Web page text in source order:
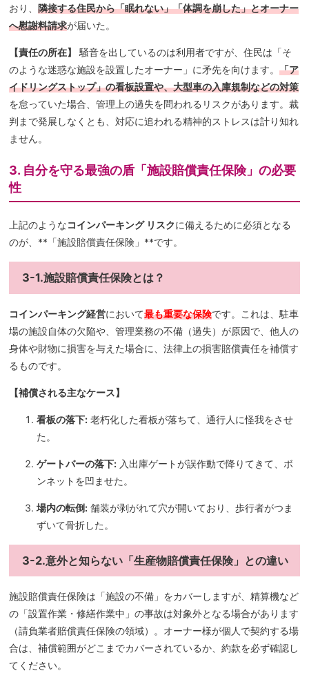
おり、隣接する住民から「眠れない」「体調を崩した」とオーナー
へ慰謝料請求が届いた。
【責任の所在】
騒音を出しているのは利用者ですが、住民は「そ
のような迷惑な施設を設置したオーナー」に矛先を向けます。「ア
イドリングストップ」の看板設置や、大型車の入庫規制などの対策
を怠っていた場合、管理上の過失を問われるリスクがあります。裁
判まで発展しなくとも、対応に追われる精神的ストレスは計り知れ
ません。
3. 自分を守る最強の盾「施設賠償責任保険」の必要
性
上記のようなコインパーキング リスクに備えるために必須となる
のが、**「施設賠償責任保険」**です。
3-1.施設賠償責任保険とは？
コインパーキング経営において最も重要な保険です。これは、駐車
場の施設自体の欠陥や、管理業務の不備（過失）が原因で、他人の
身体や財物に損害を与えた場合に、法律上の損害賠償責任を補償す
るものです。
【補償される主なケース】
看板の落下: 老朽化した看板が落ちて、通行人に怪我をさせ
た。
ゲートバーの落下: 入出庫ゲートが誤作動で降りてきて、ボ
ンネットを凹ませた。
場内の転倒: 舗装が剥がれて穴が開いており、歩行者がつま
ずいて骨折した。
3-2.意外と知らない「生産物賠償責任保険」との違い
施設賠償責任保険は「施設の不備」をカバーしますが、精算機など
の「設置作業・修繕作業中」の事故は対象外となる場合があります
（請負業者賠償責任保険の領域）。オーナー様が個人で契約する場
合は、補償範囲がどこまでカバーされているか、約款を必ず確認し
てください。